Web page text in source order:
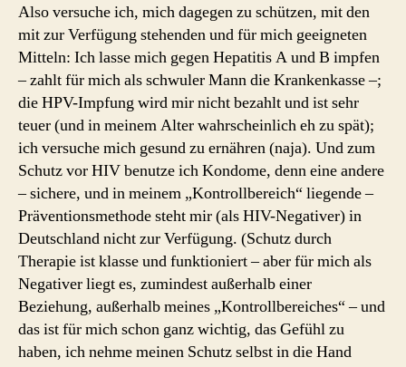
Also versuche ich, mich dagegen zu schützen, mit den
mit zur Verfügung stehenden und für mich geeigneten
Mitteln: Ich lasse mich gegen Hepatitis A und B impfen
– zahlt für mich als schwuler Mann die Krankenkasse –;
die HPV-Impfung wird mir nicht bezahlt und ist sehr
teuer (und in meinem Alter wahrscheinlich eh zu spät);
ich versuche mich gesund zu ernähren (naja). Und zum
Schutz vor HIV benutze ich Kondome, denn eine andere
– sichere, und in meinem „Kontrollbereich“ liegende –
Präventionsmethode steht mir (als HIV-Negativer) in
Deutschland nicht zur Verfügung. (Schutz durch
Therapie ist klasse und funktioniert – aber für mich als
Negativer liegt es, zumindest außerhalb einer
Beziehung, außerhalb meines „Kontrollbereiches“ – und
das ist für mich schon ganz wichtig, das Gefühl zu
haben, ich nehme meinen Schutz selbst in die Hand